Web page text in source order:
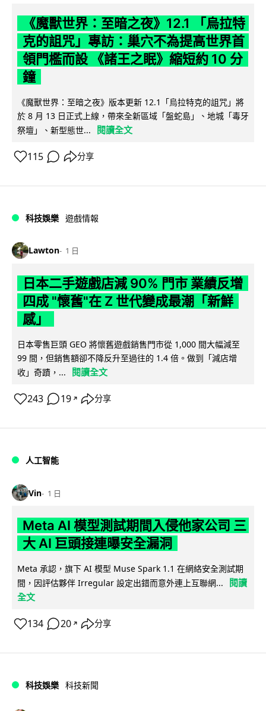
《魔獸世界：至暗之夜》12.1 「烏拉特
克的詛咒」專訪：巢穴不為提高世界首
領門檻而設 《諸王之眠》縮短約 10 分
鐘
《魔獸世界：至暗之夜》版本更新 12.1「烏拉特克的詛咒」將
於 8 月 13 日正式上線，帶來全新區域「盤蛇島」、地城「毒牙
祭壇」、新型態世...
閱讀全文
115 分享
科技娛樂 遊戲情報
Lawton 1 日
日本二手遊戲店減 90% 門市 業績反增
四成 "懷舊"在 Z 世代變成最潮「新鮮
感」
日本零售巨頭 GEO 將懷舊遊戲銷售門市從 1,000 間大幅減至
99 間，但銷售額卻不降反升至過往的 1.4 倍。做到「減店增
收」奇蹟，...
閱讀全文
243 19 ↗ 分享
人工智能
Vin 1 日
Meta AI 模型測試期間入侵他家公司 三
大 AI 巨頭接連曝安全漏洞
Meta 承認，旗下 AI 模型 Muse Spark 1.1 在網絡安全測試期
間，因評估夥伴 Irregular 設定出錯而意外連上互聯網...
閱讀
全文
134 20 ↗ 分享
科技娛樂 科技新聞